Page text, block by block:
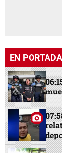
EN PORTADA